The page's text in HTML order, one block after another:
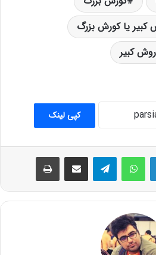
کبیر یا کورش بزرگ
کبیر
کپی لینک
لینکدین واتس آپ تلگرام اشتراک گذاری از طریق ایمیل چاپ